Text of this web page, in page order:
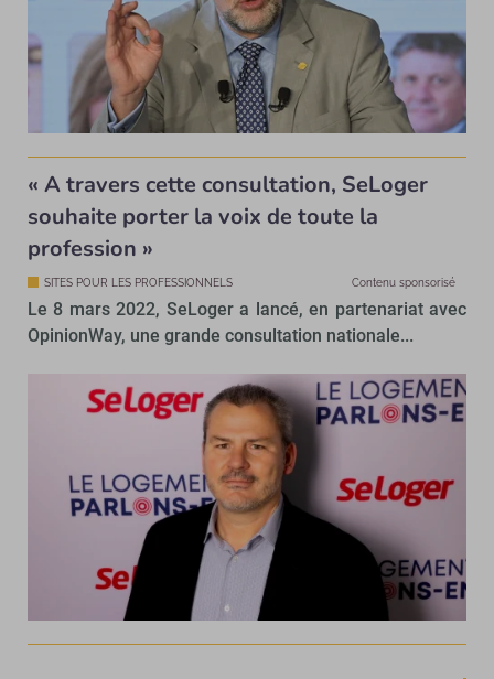
« A travers cette consultation, SeLoger
souhaite porter la voix de toute la
profession »
SITES POUR LES PROFESSIONNELS Contenu sponsorisé
Le 8 mars 2022, SeLoger a lancé, en partenariat avec
OpinionWay, une grande consultation nationale...